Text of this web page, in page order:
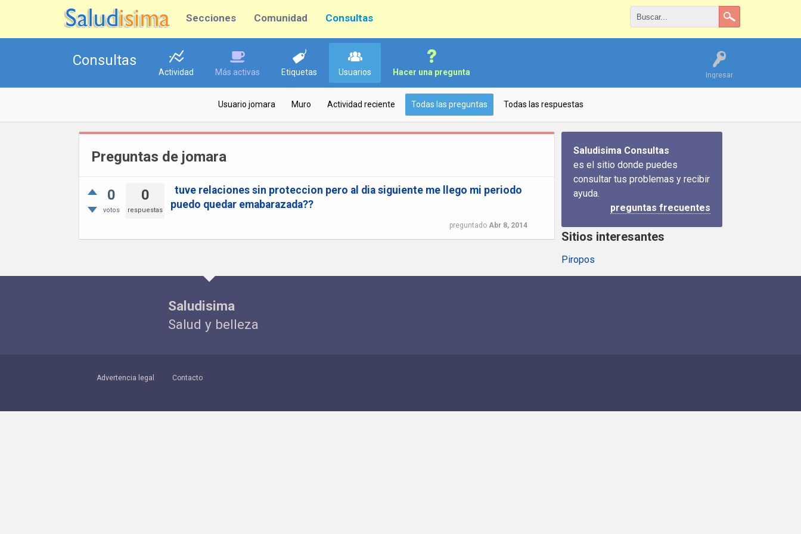
Secciones Comunidad Consultas
Ingresar
Consultas
Actividad Más activas Etiquetas Usuarios Hacer una pregunta
Usuario jomara Muro Actividad reciente Todas las preguntas Todas las respuestas
Preguntas de jomara
0
votos
0
respuestas
tuve relaciones sin proteccion pero al dia siguiente me llego mi periodo
puedo quedar emabarazada??
preguntado Abr 8, 2014
Saludisima Consultas
es el sitio donde puedes
consultar tus problemas y recibir
ayuda.
preguntas frecuentes
Sitios interesantes
Piropos
Saludisima
Salud y belleza
Advertencia legal Contacto